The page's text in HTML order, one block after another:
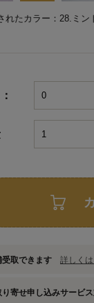
れたカラー：28.ミン
受取できます 詳しく
り寄せ申し込みサービ